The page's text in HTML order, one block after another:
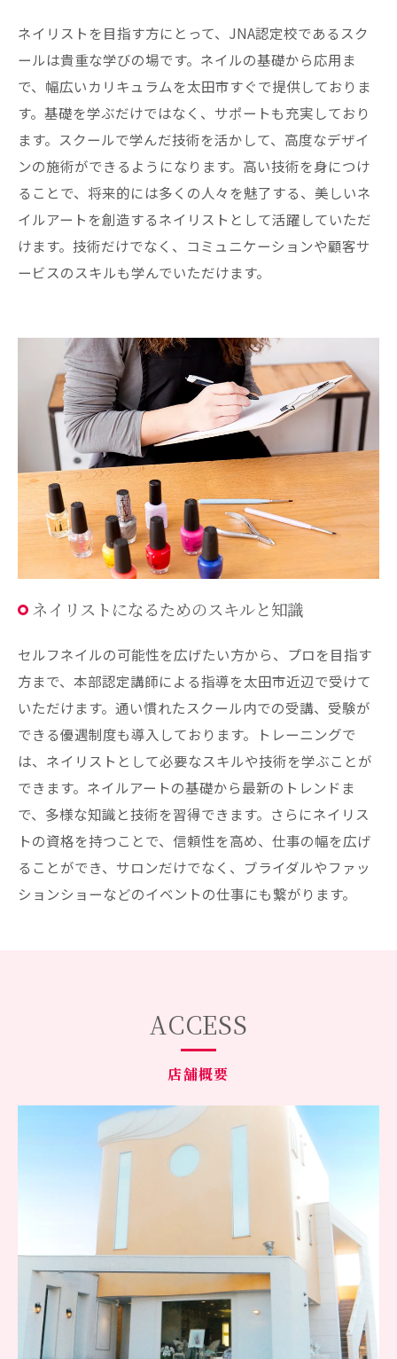
ネイリストを目指す方にとって、JNA認定校であるスク
ールは貴重な学びの場です。ネイルの基礎から応用ま
で、幅広いカリキュラムを太田市すぐで提供しておりま
す。基礎を学ぶだけではなく、サポートも充実しており
ます。スクールで学んだ技術を活かして、高度なデザイ
ンの施術ができるようになります。高い技術を身につけ
ることで、将来的には多くの人々を魅了する、美しいネ
イルアートを創造するネイリストとして活躍していただ
けます。技術だけでなく、コミュニケーションや顧客サ
ービスのスキルも学んでいただけます。
ネイリストになるためのスキルと知識
セルフネイルの可能性を広げたい方から、プロを目指す
方まで、本部認定講師による指導を太田市近辺で受けて
いただけます。通い慣れたスクール内での受講、受験が
できる優遇制度も導入しております。トレーニングで
は、ネイリストとして必要なスキルや技術を学ぶことが
できます。ネイルアートの基礎から最新のトレンドま
で、多様な知識と技術を習得できます。さらにネイリス
トの資格を持つことで、信頼性を高め、仕事の幅を広げ
ることができ、サロンだけでなく、ブライダルやファッ
ションショーなどのイベントの仕事にも繋がります。
店舗概要
ACCESS